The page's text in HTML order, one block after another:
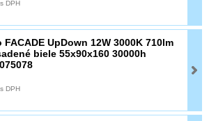
s DPH
UpDown 12W 3000K 710lm
biele 55x90x160 30000h
s DPH